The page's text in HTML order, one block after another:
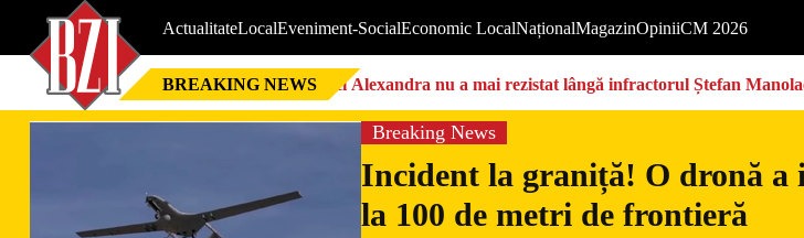
ActualitateLocalEveniment-SocialEconomic LocalNaționalMagazinOpiniiCM 2026
BREAKING NEWS Nici Alexandra nu a mai rezistat lângă infractorul Ștefan
Breaking News
Incident la graniță! O dronă
la 100 de metri de frontieră